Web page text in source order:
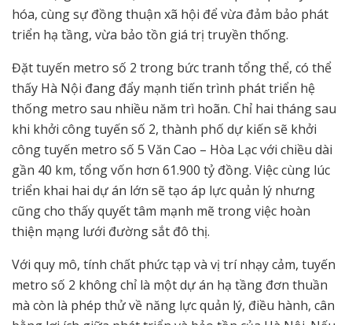
hóa, cùng sự đồng thuận xã hội để vừa đảm bảo phát
triển hạ tầng, vừa bảo tồn giá trị truyền thống.
Đặt tuyến metro số 2 trong bức tranh tổng thể, có thể
thấy Hà Nội đang đẩy mạnh tiến trình phát triển hệ
thống metro sau nhiều năm trì hoãn. Chỉ hai tháng sau
khi khởi công tuyến số 2, thành phố dự kiến sẽ khởi
công tuyến metro số 5 Văn Cao – Hòa Lạc với chiều dài
gần 40 km, tổng vốn hơn 61.900 tỷ đồng. Việc cùng lúc
triển khai hai dự án lớn sẽ tạo áp lực quản lý nhưng
cũng cho thấy quyết tâm mạnh mẽ trong việc hoàn
thiện mạng lưới đường sắt đô thị.
Với quy mô, tính chất phức tạp và vị trí nhạy cảm, tuyến
metro số 2 không chỉ là một dự án hạ tầng đơn thuần
mà còn là phép thử về năng lực quản lý, điều hành, cân